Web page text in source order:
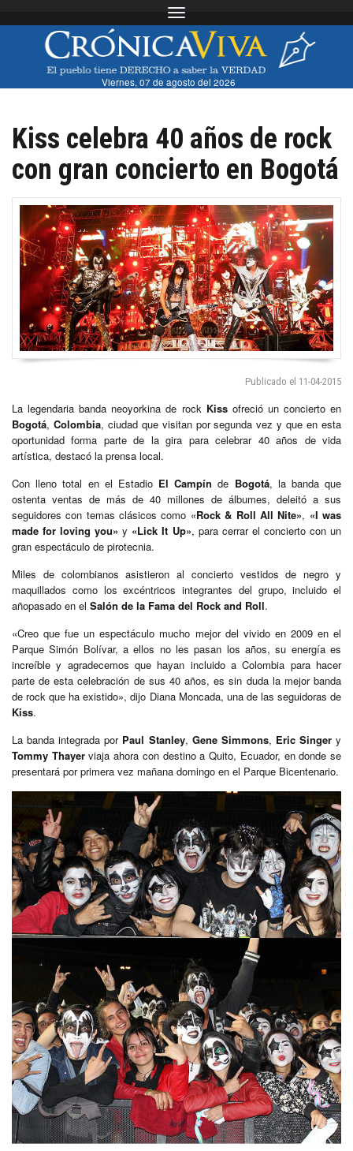
Toggle navigation
Viernes, 07 de agosto del 2026
Kiss celebra 40 años de rock
con gran concierto en Bogotá
Publicado el 11-04-2015
La legendaria banda neoyorkina de rock Kissofreció un concierto en
Bogotá, Colombia, ciudad que visitan por segunda vez y que en esta
oportunidad forma parte de la gira para celebrar 40 años de vida
artística, destacó la prensa local.
Con lleno total en el Estadio El Campín de Bogotá, la banda que
ostenta ventas de más de 40 millones de álbumes, deleitó a sus
seguidores con temas clásicos como «Rock & Roll All Nite», «I was
made for loving you» y «Lick It Up», para cerrar el concierto con un
gran espectáculo de pirotecnia.
Miles de colombianos asistieron al concierto vestidos de negro y
maquillados como los excéntricos integrantes del grupo, incluido el
añopasado en el Salón de la Fama del Rock and Roll.
«Creo que fue un espectáculo mucho mejor del vivido en 2009 en el
Parque Simón Bolívar, a ellos no les pasan los años, su energía es
increíble y agradecemos que hayan incluido a Colombia para hacer
parte de esta celebración de sus 40 años, es sin duda la mejor banda
de rock que ha existido», dijo Diana Moncada, una de las seguidoras de
Kiss.
La banda integrada por Paul Stanley, Gene Simmons, Eric Singery
Tommy Thayerviaja ahora con destino a Quito, Ecuador, en donde se
presentará por primera vez mañana domingo en el Parque Bicentenario.